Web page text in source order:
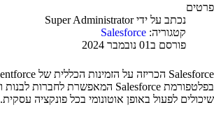
פרטים
נכתב על ידיSuper Administrator
קטגוריה: Salesforce
פורסם ב01 נובמבר 2024
שיכולים לפעול באופן אוטונומי בכל פונקציה עסקית.